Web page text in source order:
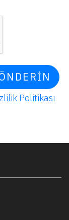
Politikası